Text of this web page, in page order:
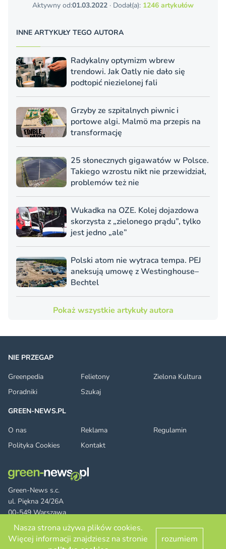
Aktywny od:01.03.2022 · Dodał(a): 1246 artykułów
INNE ARTYKUŁY TEGO AUTORA
Radykalny optymizm wbrew
trendowi. Jak Oatly nie dało się
podtopić niezielonej fali
Grzyby ze szpitalnych piwnic i
portowe algi. Malmö ma przepis na
transformację
25 słonecznych gigawatów w Polsce.
Takiego wzrostu nikt nie przewidział,
problemów też nie
Wukadka na OZE. Kolej dojazdowa
skorzysta z „zielonego prądu”, tylko
jest jedno „ale”
Polski atom nie wytraca tempa. PEJ
aneksują umowę z Westinghouse–
Bechtel
Pokaż wszystkie artykuły autora
Green-News s.c.
ul. Piękna 24/26A
00-549 Warszawa
FacebookTwitter LinkedIn
RSS
© 2026 green-news.pl. All rights reserved.
NIE PRZEGAP
Greenpedia
Felietony
Zielona Kultura
Poradniki
Szukaj
GREEN-NEWS.PL
O nas
Reklama
Regulamin
Polityka Cookies
Kontakt
Nasza strona używa plików cookies.
Więcej informacji znajdziesz na stronie
rozumiem